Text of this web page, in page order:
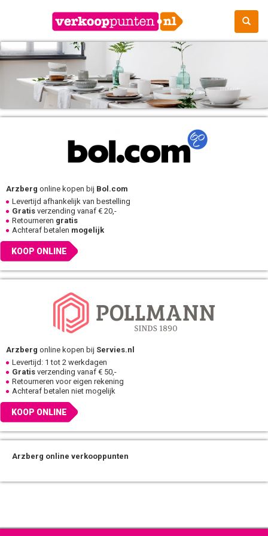
Arzberg online kopen bij Bol.com
Levertijd afhankelijk van bestelling
Gratis verzending vanaf € 20,-
Retourneren gratis
Achteraf betalen mogelijk
KOOP ONLINE
Arzberg online kopen bij Servies.nl
Levertijd: 1 tot 2 werkdagen
Gratis verzending vanaf € 50,-
Retourneren voor eigen rekening
Achteraf betalen niet mogelijk
KOOP ONLINE
Arzberg online verkooppunten